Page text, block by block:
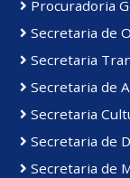
Procuradoria
Secretaria de
Secretaria
Secretaria de
Secretaria
Secretaria de
Secretaria de